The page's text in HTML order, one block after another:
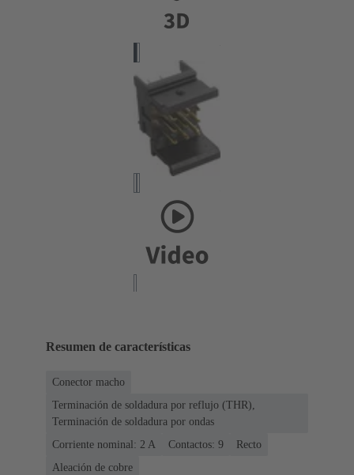
Resumen de características
Conector macho
Terminación de soldadura por reflujo (THR),
Terminación de soldadura por ondas
Corriente nominal: ‌2 A
Contactos: 9
Recto
Aleación de cobre